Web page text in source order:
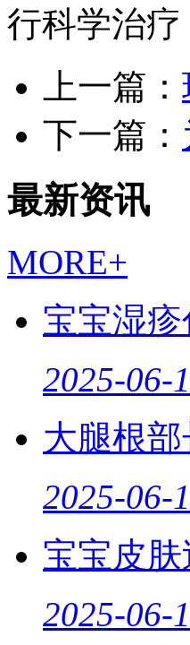
行科学治疗
上一篇：
下一篇：
最新资讯
MORE+
宝宝湿
2025-06-
大腿根
2025-06-
宝宝皮
2025-06-